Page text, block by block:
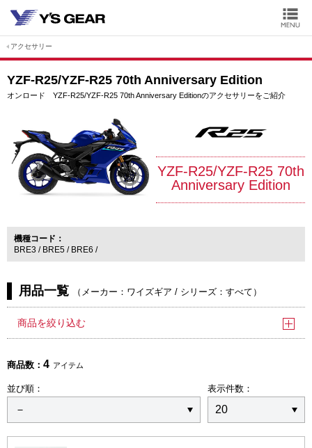
アクセサリー
YZF-R25/YZF-R25 70th Anniversary Edition
オンロード YZF-R25/YZF-R25 70th Anniversary Editionのアクセサリーをご紹介
YZF-R25/YZF-R25 70th
Anniversary Edition
機種コード
BRE3
BRE5 BRE6
用品一覧 （ メーカー：ワイズギア / シリーズ：すべて ）
商品を絞り込む
商品数： 4 アイテム
並び順： 表示件数：